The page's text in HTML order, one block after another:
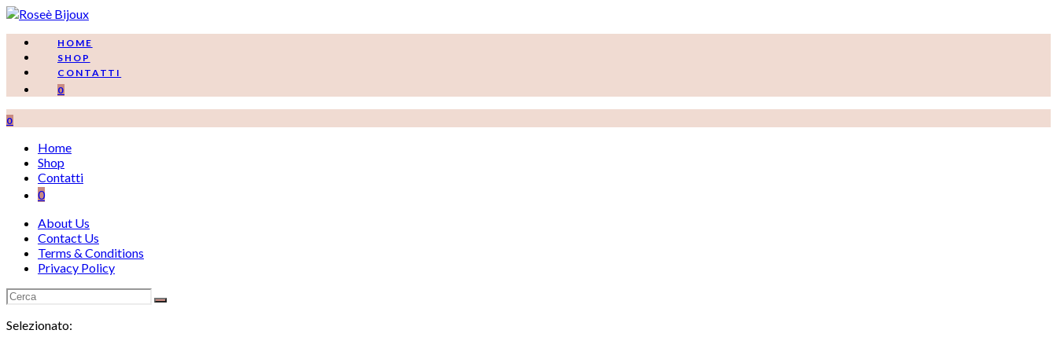
Salta
contenutoHOME
SHOP
CONTATTI
0
0
Home
Shop
Contatti
0
About Us
Contact Us
Terms & Conditions
Privacy Policy
Selezionato: